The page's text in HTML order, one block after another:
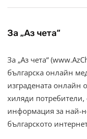
За „Аз чета“
За „Аз чета“
българска онлайн
изградената онлайн
хиляди потребители,
информация за най-
българското